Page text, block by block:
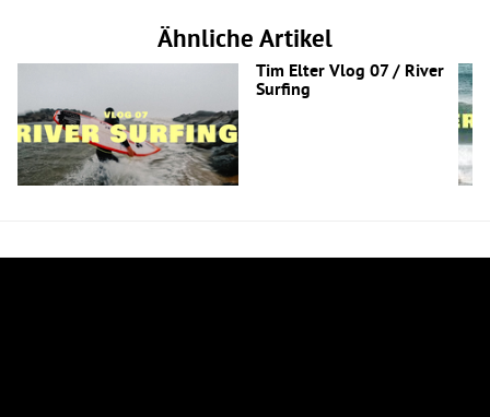
Ähnliche Artikel
Tim Elter Vlog 07 / River
Surfing